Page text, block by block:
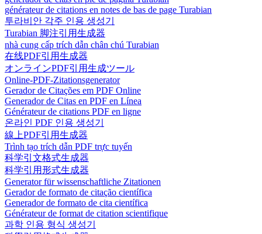
générateur de citations en notes de bas de page Turabian
투라비안 각주 인용 생성기
Turabian 脚注引用生成器
nhà cung cấp trích dẫn chân chú Turabian
在线PDF引用生成器
オンラインPDF引用生成ツール
Online-PDF-Zitationsgenerator
Gerador de Citações em PDF Online
Generador de Citas en PDF en Línea
Générateur de citations PDF en ligne
온라인 PDF 인용 생성기
線上PDF引用生成器
Trình tạo trích dẫn PDF trực tuyến
科学引文格式生成器
科学引用形式生成器
Generator für wissenschaftliche Zitationen
Gerador de formato de citação científica
Generador de formato de cita científica
Générateur de format de citation scientifique
과학 인용 형식 생성기